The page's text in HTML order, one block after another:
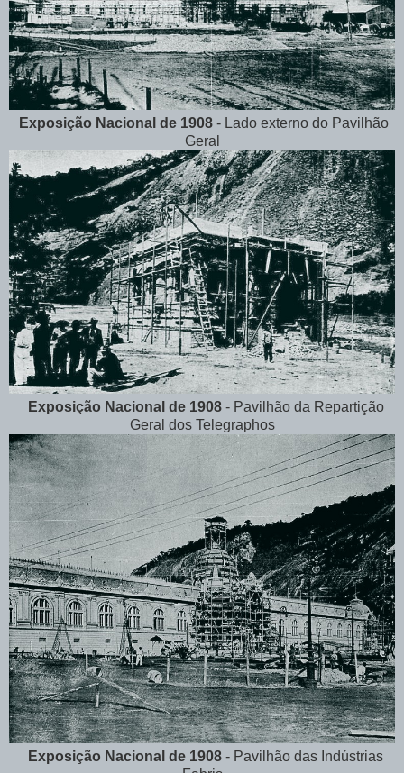
Exposição Nacional de 1908 - Lado externo do Pavilhão
Geral
Exposição Nacional de 1908 - Pavilhão da Repartição
Geral dos Telegraphos
Exposição Nacional de 1908 - Pavilhão das Indústrias